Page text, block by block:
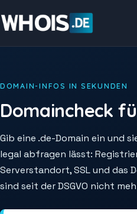
DOMAIN-INFOS IN SEKUNDEN
Domaincheck
Gib eine .de-Domain ein und
legal abfragen lässt:
Serverstandort, SSL und das
sind seit der DSGVO nicht